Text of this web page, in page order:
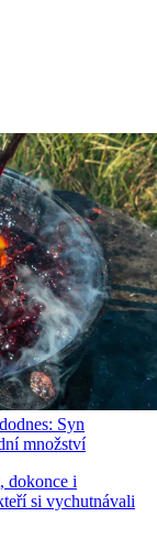
Syn
množství
dokonce i
si vychutnávali